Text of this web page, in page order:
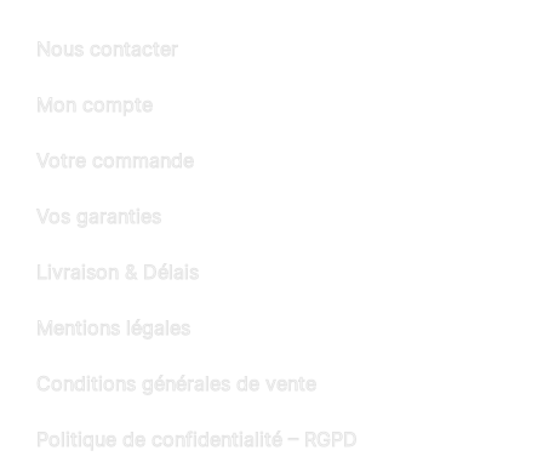
Nous contacter
Mon compte
Votre commande
Vos garanties
Livraison & Délais
Mentions légales
Conditions générales de vente
Politique de confidentialité – RGPD